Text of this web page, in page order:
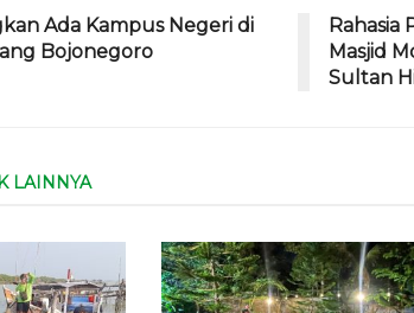
Ada Kampus Negeri di
Bojonegoro
Rahasia
Masjid
Sultan
LAINNYA